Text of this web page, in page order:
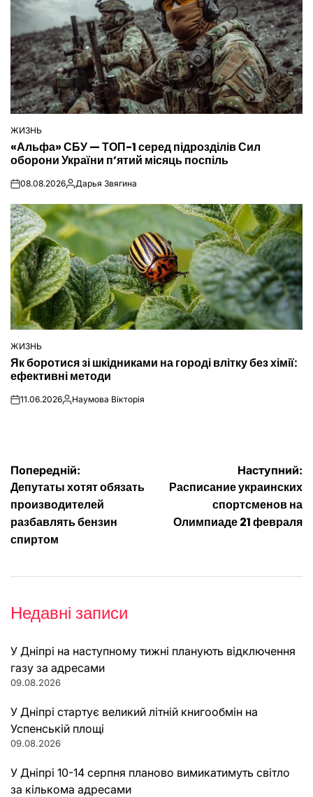
ОПУБЛІКУВАТИ
У
ЖИЗНЬ
«Альфа» СБУ — ТОП-1 серед підрозділів Сил
оборони України п’ятий місяць поспіль
on08.08.2026Опубліковано
Дарья Звягина
ОПУБЛІКУВАТИ
У
ЖИЗНЬ
Як боротися зі шкідниками на городі влітку без хімії:
ефективні методи
on11.06.2026Опубліковано
Наумова Вікторія
Навігація
записів
Попередній:
Депутаты хотят обязать
производителей
разбавлять бензин
спиртом
Наступний:
Расписание украинских
спортсменов на
Олимпиаде 21 февраля
Недавні записи
У Дніпрі на наступному тижні планують відключення
газу за адресами
09.08.2026
У Дніпрі стартує великий літній книгообмін на
Успенській площі
09.08.2026
У Дніпрі 10-14 серпня планово вимикатимуть світло
за кількома адресами